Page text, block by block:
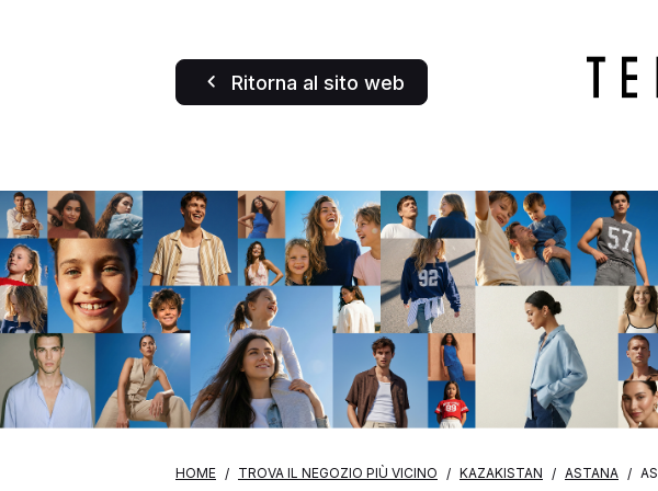
Ritorna al sito web
HOME TROVA IL NEGOZIO PIÙ VICINO KAZAKISTAN ASTANA